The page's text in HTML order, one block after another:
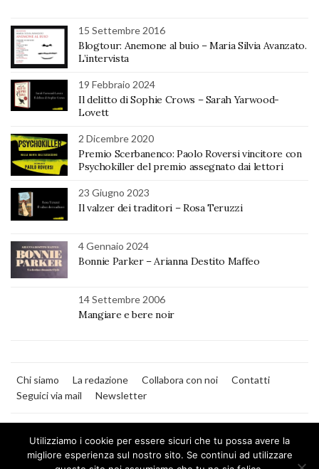
15 Settembre 2016
Blogtour: Anemone al buio – Maria Silvia Avanzato.
L’intervista
19 Febbraio 2024
Il delitto di Sophie Crows – Sarah Yarwood-
Lovett
2 Dicembre 2020
Premio Scerbanenco: Paolo Roversi vincitore con
Psychokiller del premio assegnato dai lettori
23 Giugno 2023
Il valzer dei traditori – Rosa Teruzzi
4 Gennaio 2024
Bonnie Parker – Arianna Destito Maffeo
14 Settembre 2006
Mangiare e bere noir
Chi siamo La redazione Collabora con noi
Contatti
Seguici via mail
Newsletter
Utilizziamo i cookie per essere sicuri che tu possa avere la
migliore esperienza sul nostro sito. Se continui ad utilizzare